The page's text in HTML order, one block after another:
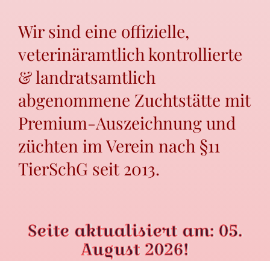
Wir sind eine offizielle,
veterinäramtlich kontrollierte
& landratsamtlich
abgenommene Zuchtstätte mit
Premium-Auszeichnung und
züchten im Verein nach §11
TierSchG seit 2013.
Seite aktualisiert am: 05.
August 2026!